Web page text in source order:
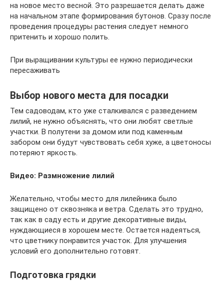
на новое место весной. Это разрешается делать даже
на начальном этапе формирования бутонов. Сразу после
проведения процедуры растения следует немного
притенить и хорошо полить.
При выращивании культуры ее нужно периодически
пересаживать
Выбор нового места для посадки
Тем садоводам, кто уже сталкивался с разведением
лилий, не нужно объяснять, что они любят светлые
участки. В полутени за домом или под каменным
забором они будут чувствовать себя хуже, а цветоносы
потеряют яркость.
Видео: Размножение лилий
Желательно, чтобы место для лилейника было
защищено от сквозняка и ветра. Сделать это трудно,
так как в саду есть и другие декоративные виды,
нуждающиеся в хорошем месте. Остается надеяться,
что цветнику понравится участок. Для улучшения
условий его дополнительно готовят.
Подготовка грядки